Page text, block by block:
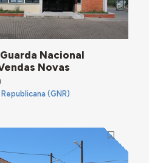
Nacional
Novas
(GNR)